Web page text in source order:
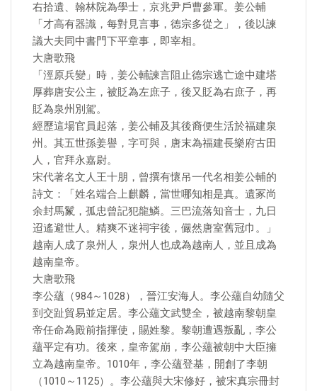
右拾遺、翰林院為學士，京兆尹戶曹參軍。姜公輔
「才高有器識，每對見言事，德宗多從之」，後以諫
議大夫同中書門下平章事，即宰相。
大唐歌飛
「涇原兵變」時，姜公輔諫言阻止德宗逃亡途中建塔
厚葬唐安公主，被貶為左庶子，後又貶為右庶子，再
貶為泉州別駕。
經歷這場官員起落，姜公輔及其後裔便生活於福建泉
州。其五世孫姜譽，字可與，唐末為福建長樂府古田
人，官拜永嘉尉。
宋代著名文人王十朋，曾撰有懷吊一代名相姜公輔的
詩文：「姓名端合上麒麟，當世哪知相是真。遺冢尚
余封馬鬣，孤忠曾記犯龍鱗。三巴流落知音士，九日
迢遙避世人。精爽不迷祠宇後，儼然唐室舊冠巾。」
越南人成了泉州人，泉州人也成為越南人，並且成為
越南皇帝。
大唐歌飛
李公蘊（984～1028），晉江安海人。李公蘊自幼隨父
到交趾貿易並定居。李公蘊文武雙全，被越南黎朝皇
帝任命為殿前指揮使，賜姓黎。黎朝遭遇叛亂，李公
蘊平定有功。後來，皇帝駕崩，李公蘊被朝中大臣擁
立為越南皇帝。1010年，李公蘊登基，開創了李朝
（1010～1125）。李公蘊與大宋修好，被宋真宗冊封